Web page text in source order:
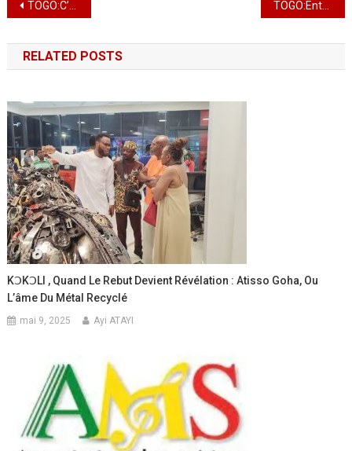
Navigation
de
l’article
TOGO:C’est Parti pour la 9e Edition de SIALO TOGO:Entretien avec l’Artiste Moses Bkon Fly, l’étoile montante de la Musique Togolaise
RELATED POSTS
KↃKↃLI , Quand Le Rebut Devient Révélation : Atisso Goha, Ou
L’âme Du Métal Recyclé
mai 9, 2025 Ayi ATAYI